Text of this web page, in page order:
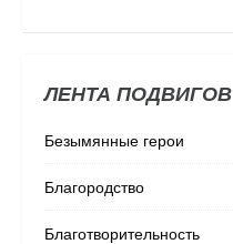
ЛЕНТА ПОДВИГОВ
Безымянные герои
Благородство
Благотворительность